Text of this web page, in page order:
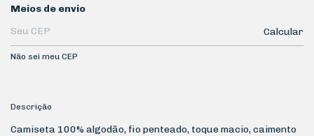
Entregas para o CEP:
Meios de envio
Calcular
Não sei meu CEP
Descrição
Camiseta 100% algodão, fio penteado, toque macio, caimento